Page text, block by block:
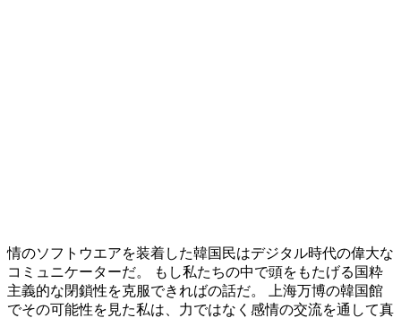
情のソフトウエアを装着した韓国民はデジタル時代の偉大な
コミュニケーターだ。 もし私たちの中で頭をもたげる国粋
主義的な閉鎖性を克服できればの話だ。 上海万博の韓国館
でその可能性を見た私は、力ではなく感情の交流を通して真